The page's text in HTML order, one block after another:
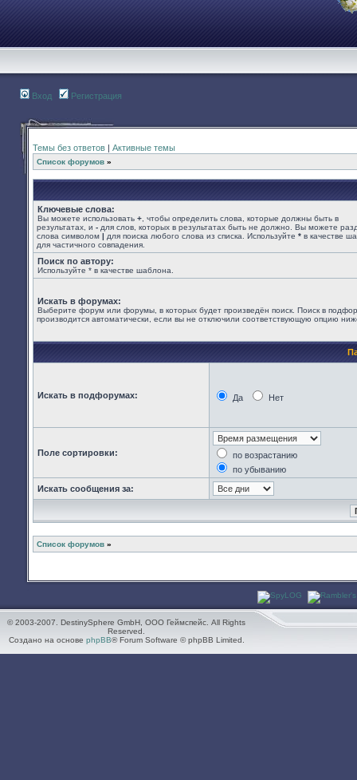
Вход Регистрация
Темы без ответов | Активные темы
Список форумов »
Ключевые слова:
Вы можете использовать + , чтобы определить слова, которые должны быть в
результатах, и - для слов, которых в результатах быть не должно. Вы можете
слова символом | для поиска любого слова из списка. Используйте * в качестве
для частичного совпадения.
Поиск по автору:
Используйте * в качестве шаблона.
Искать в форумах:
Выберите форум или форумы, в которых будет произведён поиск. Поиск в
производится автоматически, если вы не отключили соответствующую опцию
Искать в подфорумах: Да Нет
Поле сортировки:
по возрастанию
по убыванию
Искать сообщения за:
Список форумов »
© 2003-2007. DestinySphere GmbH, ООО Геймспейс. All Rights
Reserved.
Создано на основе phpBB® Forum Software © phpBB Limited.